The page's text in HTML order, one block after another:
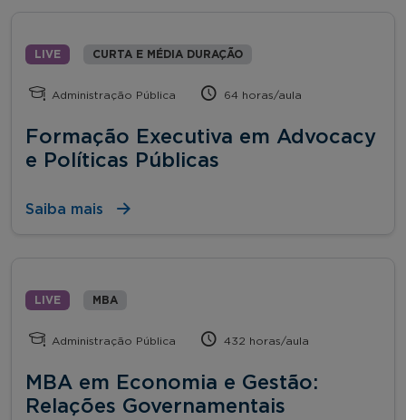
LIVE CURTA E MÉDIA DURAÇÃO
Administração Pública 64 horas/aula
Formação Executiva em Advocacy
e Políticas Públicas
Saiba mais
LIVE MBA
Administração Pública 432 horas/aula
MBA em Economia e Gestão:
Relações Governamentais